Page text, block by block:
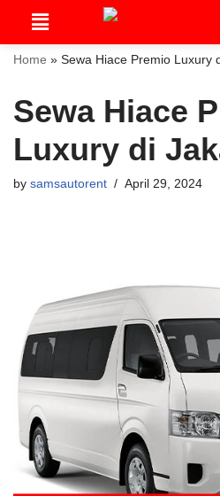
Skip
to
Home » Sewa Hiace Premio Luxury
Sewa Hiace
Luxury di
by samsautorent April 29, 2024